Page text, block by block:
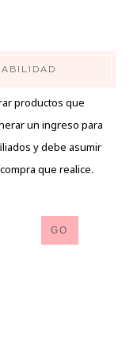
productos que
un ingreso para
y debe asumir
que realice.